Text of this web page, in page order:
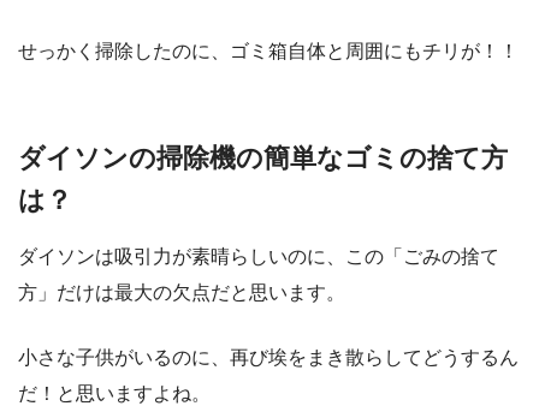
せっかく掃除したのに、ゴミ箱自体と周囲にもチリが！！
ダイソンの掃除機の簡単なゴミの捨て方
は？
ダイソンは吸引力が素晴らしいのに、この「ごみの捨て
方」だけは最大の欠点だと思います。
小さな子供がいるのに、再び埃をまき散らしてどうするん
だ！と思いますよね。